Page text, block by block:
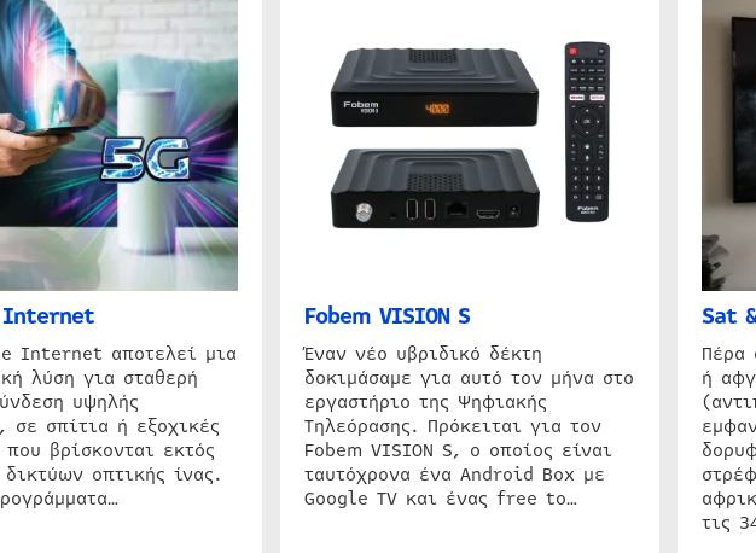
Internet
Internet αποτελεί μια
λύση για σταθερή
υψηλής
σε σπίτια ή εξοχικές
που βρίσκονται εκτός
οπτικής ίνας.
Fobem VISION S
Έναν νέο υβριδικό δέκτη
δοκιμάσαμε για αυτό τον μήνα στο
εργαστήριο της Ψηφιακής
Τηλεόρασης. Πρόκειται για τον
Fobem VISION S, ο οποίος είναι
ταυτόχρονα ένα Android Box με
Google TV και ένας free to…
Sat
Πέρα
ή
τις